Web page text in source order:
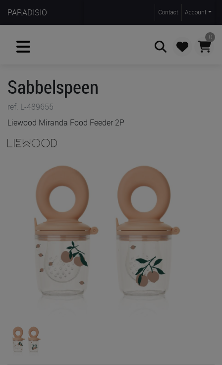
PARADISIO Contact Account
0
Sabbelspeen
ref. L-489655
Liewood Miranda Food Feeder 2P